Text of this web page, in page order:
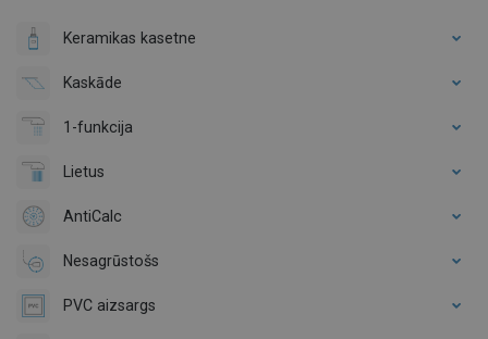
Keramikas kasetne
Kaskāde
1-funkcija
Lietus
AntiCalc
Nesagrūstošs
PVC aizsargs